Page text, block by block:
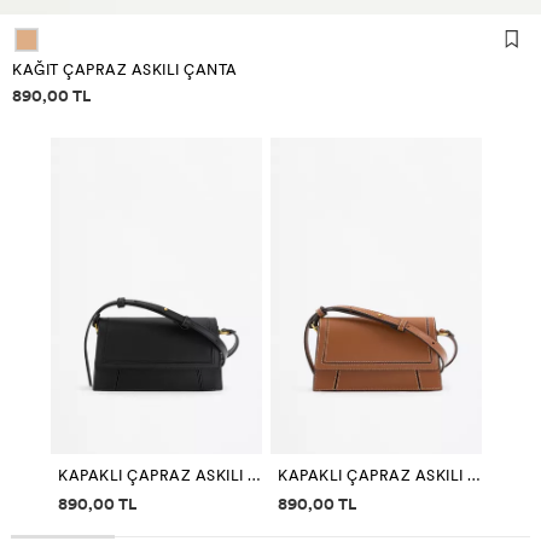
KAĞIT ÇAPRAZ ASKILI ÇANTA
Fiyat bilgisi
890,00 TL
KAPAKLI ÇAPRAZ ASKILI ÇANTA
Fiyat bilgisi
890,00 TL
KAPAKLI ÇAPRAZ ASKILI ÇANTA
Fiyat bilgisi
890,00 TL